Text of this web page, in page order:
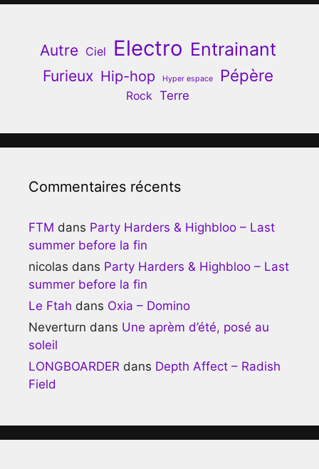
Autre Ciel Electro Entrainant
Furieux Hip-hop Hyper espace Pépère
Rock Terre
Commentaires récents
FTM dans Party Harders & Highbloo – Last
summer before la fin
nicolas dans Party Harders & Highbloo – Last
summer before la fin
Le Ftah dans Oxia – Domino
Neverturn dans Une aprèm d’été, posé au
soleil
LONGBOARDER dans Depth Affect – Radish
Field